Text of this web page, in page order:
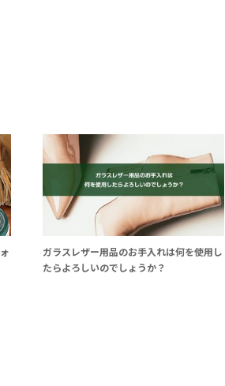
ガラスレザー用品のお手入れは何を使用し
たらよろしいのでしょうか？